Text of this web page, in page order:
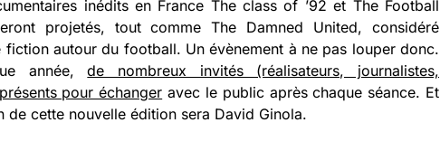
inédits en France The class of ’92 et The Football
projetés, tout comme The Damned United, considéré
autour du football. Un évènement à ne pas louper donc.
année,de nombreux invités (réalisateurs, journalistes,
pour échanger avec le public après chaque séance. Et
de cette nouvelle édition sera David Ginola.